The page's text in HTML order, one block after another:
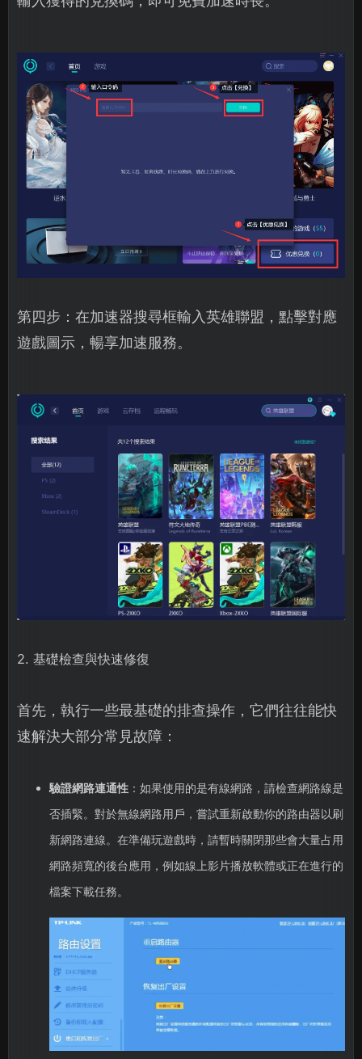
第四步：在加速器搜尋框輸入英雄聯盟，點擊對應
遊戲圖示，暢享加速服務。
2. 基礎檢查與快速修復
首先，執行一些最基礎的排查操作，它們往往能快
速解決大部分常見故障：
驗證網路連通性：如果使用的是有線網路，請檢查網路線是
否插緊。對於無線網路用戶，嘗試重新啟動你的路由器以刷
新網路連線。在準備玩遊戲時，請暫時關閉那些會大量占用
網路頻寬的後台應用，例如線上影片播放軟體或正在進行的
檔案下載任務。